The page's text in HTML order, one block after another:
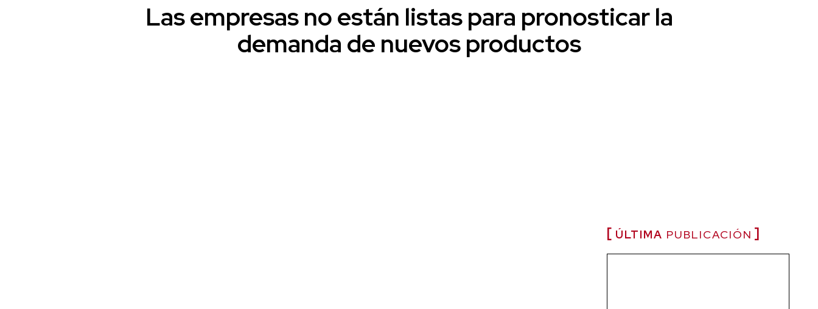
Las empresas no están listas para pronosticar la
demanda de nuevos productos
ÚLTIMA PUBLICACIÓN